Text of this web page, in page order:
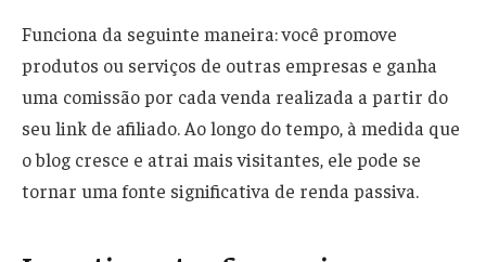
Funciona da seguinte maneira: você promove
produtos ou serviços de outras empresas e ganha
uma comissão por cada venda realizada a partir do
seu link de afiliado. Ao longo do tempo, à medida que
o blog cresce e atrai mais visitantes, ele pode se
tornar uma fonte significativa de renda passiva.